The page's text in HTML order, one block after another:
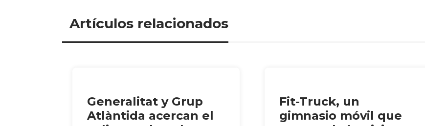
Artículos relacionados
Generalitat y Grup
Atlàntida acercan el
Fit-Truck, un
gimnasio móvil que